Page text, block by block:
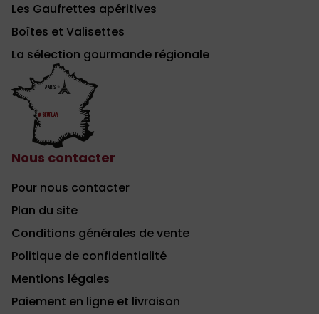
Les Gaufrettes apéritives
Boîtes et Valisettes
La sélection gourmande régionale
Nous contacter
Pour nous contacter
Plan du site
Conditions générales de vente
Politique de confidentialité
Mentions légales
Paiement en ligne et livraison